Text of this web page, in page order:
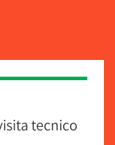
tecnico